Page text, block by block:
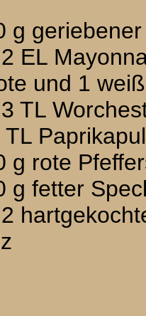
g
EL
und 1
TL
TL
g rote
g fetter